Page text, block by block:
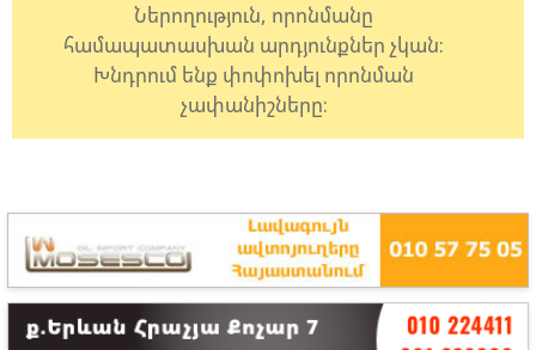
Ներողություն, որոնմանը
համապատասխան արդյունքներ չկան:
Խնդրում ենք փոփոխել որոնման
չափանիշները: